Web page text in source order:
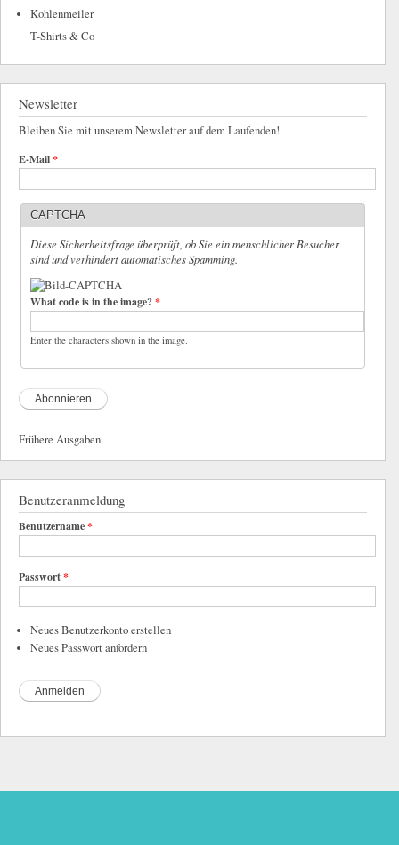
Kohlenmeiler
T-Shirts & Co
Newsletter
Bleiben Sie mit unserem Newsletter auf dem Laufenden!
E-Mail*
CAPTCHA
Diese Sicherheitsfrage überprüft, ob Sie ein menschlicher Besucher
sind und verhindert automatisches Spamming.
What code is in the image?*
Enter the characters shown in the image.
Frühere Ausgaben
Benutzeranmeldung
Benutzername*
Passwort*
Neues Benutzerkonto erstellen
Neues Passwort anfordern